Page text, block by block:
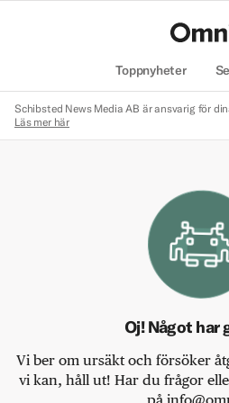
Toppnyheter
Schibsted News Media AB är ansvarig för
Läs mer här
Oj! Något har
Vi ber om ursäkt och försöker
vi kan, håll ut! Har du frågor